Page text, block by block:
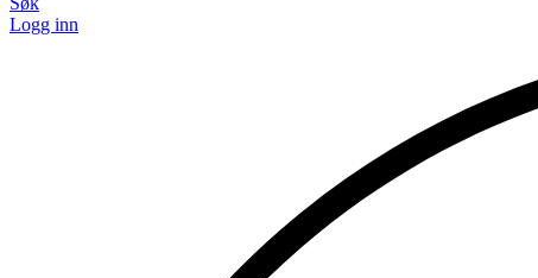
Logg inn